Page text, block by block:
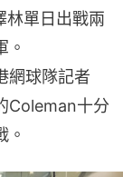
林單日出戰兩
。
網球隊記者
Coleman十分
。